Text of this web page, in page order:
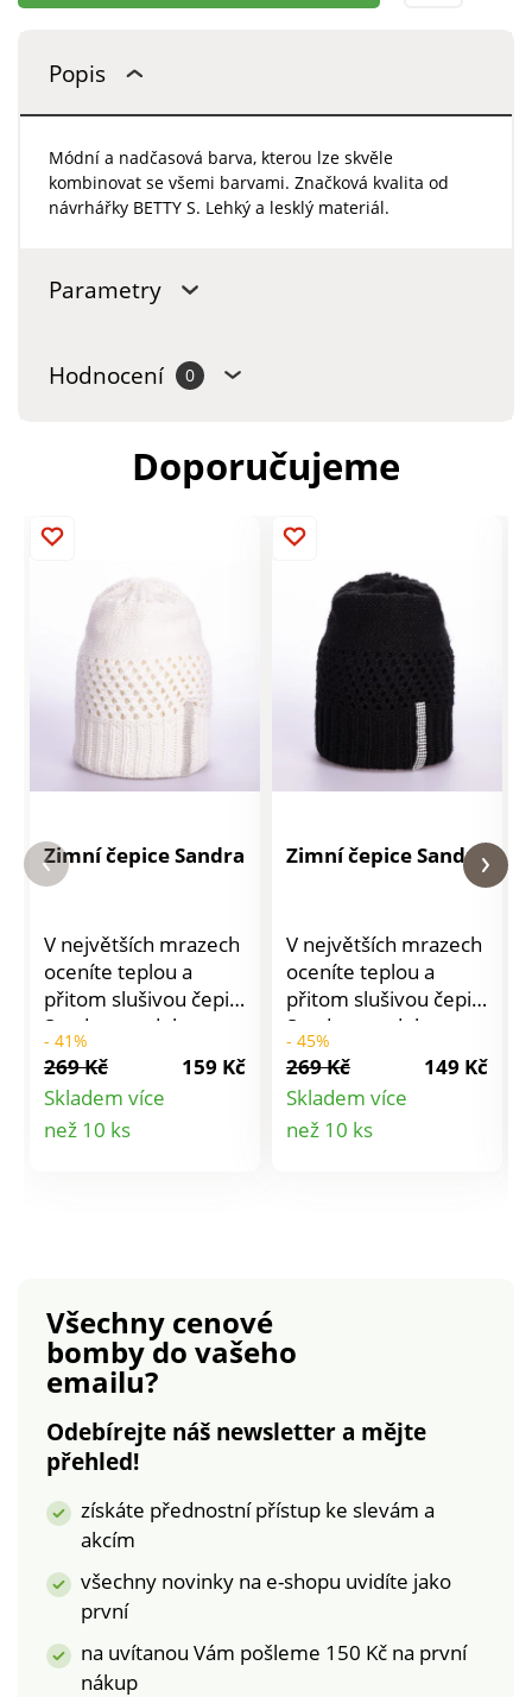
Popis
Módní a nadčasová barva, kterou lze skvěle
kombinovat se všemi barvami. Značková kvalita od
návrhářky BETTY S. Lehký a lesklý materiál.
Parametry
Hodnocení 0
Doporučujeme
Zimní čepice Sandra
V největších mrazech
oceníte teplou a
přitom slušivou čepici
Sandra s ozdobou ze
třpytivých
kamínků.Materiál:
100% akryl.
- 41%
269 Kč
159 Kč
Skladem více
než 10 ks
Zimní čepice Sandra
V největších mrazech
oceníte teplou a
přitom slušivou čepici
Sandra s ozdobou ze
třpytivých kamínků.
Materiál: 100% akryl.
- 45%
269 Kč
149 Kč
Skladem více
než 10 ks
Všechny cenové
bombydo vašeho
emailu?
Odebírejte náš newsletter a mějte
přehled!
získáte přednostní přístup ke slevám a
akcím
všechny novinky na e-shopu uvidíte jako
první
na uvítanou Vám pošleme 150 Kč na první
nákup